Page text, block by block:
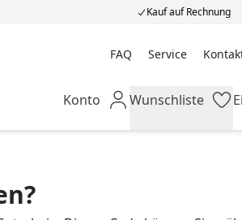
Kauf auf Rechnung
FAQ Service
Mein Konto
Konto Wunschliste
Wunschliste